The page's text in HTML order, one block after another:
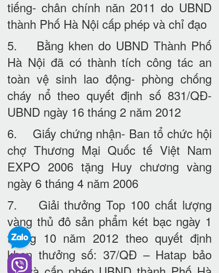
tiếng- chân chính năn 2011 do UBND
thành Phố Hà Nội cấp phép và chỉ đạo
5. Bằng khen do UBND Thành Phố
Hà Nội đã có thành tích công tác an
toàn vệ sinh lao động- phòng chống
cháy nổ theo quyết định số 831/QĐ-
UBND ngày 16 tháng 2 năm 2012
6. Giấy chứng nhận- Ban tổ chức hội
chợ Thương Mại Quốc tế Việt Nam
EXPO 2006 tặng Huy chương vàng
ngày 6 tháng 4 năm 2006
7. Giải thưởng Top 100 chất lượng
vàng thủ đô sản phẩm két bạc ngày 1
tháng 10 năm 2012 theo quyết định
khen thưởng số: 37/QĐ – Hatap bảo